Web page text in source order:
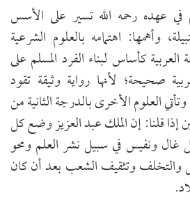
عهده رحمه الله تسير على الأسس
وأهمها: اهتمامه بالعلوم الشرعية
العربية كأساس لبناء الفرد المسلم على
صحيحة؛ لأنها رواية وثيقة تقود
العلوم الأخرى بالدرجة الثانية من
إذا قلنا: إن الملك عبد العزيز وضع كل
غال ونفيس في سبيل نشر العلم ومحو
والتخلف وتثقيف الشعب بعد أن كان